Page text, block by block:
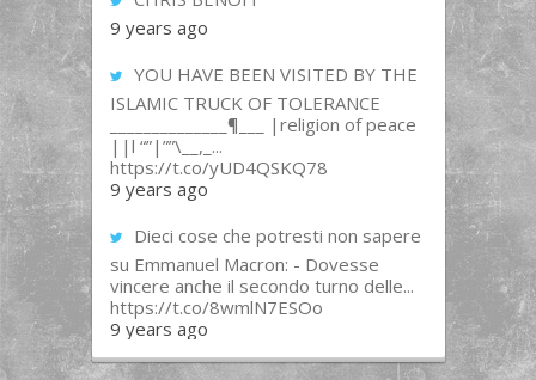
9 years ago
YOU HAVE BEEN VISITED BY THE
ISLAMIC TRUCK OF TOLERANCE
______________¶___ |religion of peace
||l “”|””\__,_...
https://t.co/yUD4QSKQ78
9 years ago
Dieci cose che potresti non sapere
su Emmanuel Macron: - Dovesse
vincere anche il secondo turno delle...
https://t.co/8wmlN7ESOo
9 years ago